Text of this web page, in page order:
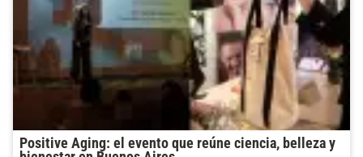
Positive Aging: el evento que reúne ciencia, belleza y